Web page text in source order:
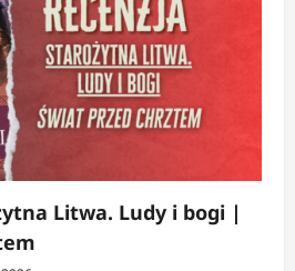
Litwa. Ludy i bogi |